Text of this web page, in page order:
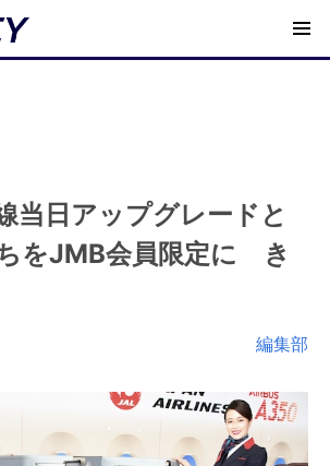
当日アップグレードと
をJMB会員限定に き
編集部